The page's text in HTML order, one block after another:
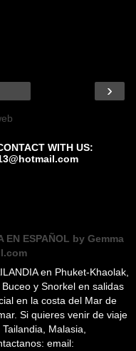
›
WITH US:
EN ESPAÑOL by Gemma
en Phuket-Khaolak,
y Snorkel en salidas
en la costa del Mar de
Si quieres venir de viaje
Malasia,
email: